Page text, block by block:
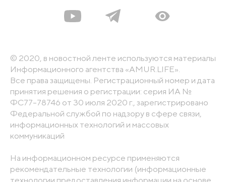
© 2020, в новостной ленте используются материалы
Информационного агентства «AMUR.LIFE».
Все права защищены. Регистрационный номер и дата
принятия решения о регистрации: серия ИА №
ФС77-78746 от 30 июля 2020 г., зарегистрировано
Федеральной службой по надзору в сфере связи,
информационных технологий и массовых
коммуникаций
На информационном ресурсе применяются
рекомендательные технологии (информационные
технологии предоставления информации на основе